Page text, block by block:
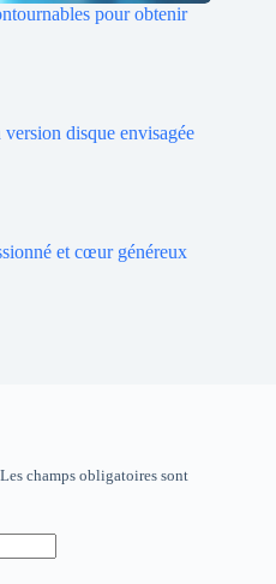
pour obtenir
disque envisagée
et cœur généreux
Les champs obligatoires sont